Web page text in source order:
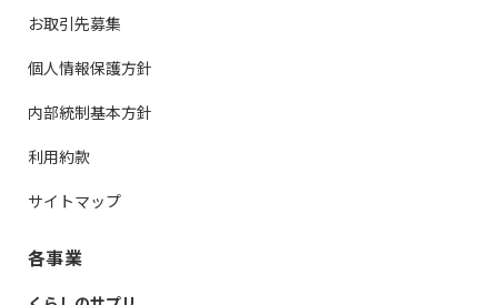
お取引先募集
個人情報保護方針
内部統制基本方針
利用約款
サイトマップ
各事業